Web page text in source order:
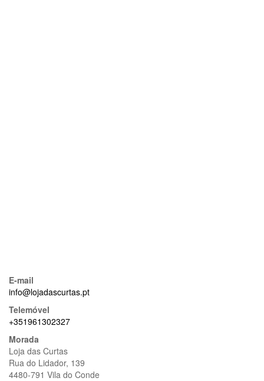
E-mail
info@lojadascurtas.pt
Telemóvel
+351961302327
Morada
Loja das Curtas
Rua do Lidador, 139
4480-791 Vila do Conde